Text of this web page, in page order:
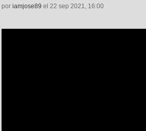
por iamjose89 el 22 sep 2021, 16:00